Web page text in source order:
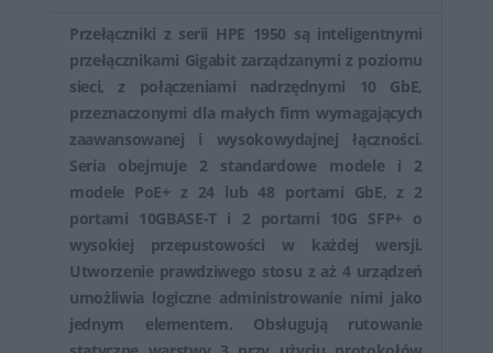
Switchy HPE posiadają funkcje zabezpieczeń, takie jak
uwierzytelnianie użytkowników, listy kontroli dostępu
(ACL), izolacja portów czy też zabezpieczenia przed
atakami typu DoS (Denial of Service).
Posiadają narzędzia do zdalnego zarządzania, co
umożliwia administratorom kontrolę nad siecią,
konfiguracją switchy, aktualizacjami oprogramowania
oraz monitorowanie stanu pracy urządzenia.
Switchy HPE stanowią kluczowy element infrastruktury
sieciowej dla firm i organizacji, zapewniając szybką i
Przełączniki z serii HPE 1950 są inteligentnymi
przełącznikami Gigabit zarządzanymi z poziomu
sieci, z połączeniami nadrzędnymi 10 GbE,
przeznaczonymi dla małych firm wymagających
zaawansowanej i wysokowydajnej łączności.
Seria obejmuje 2 standardowe modele i 2
modele PoE+ z 24 lub 48 portami GbE, z 2
portami 10GBASE-T i 2 portami 10G SFP+ o
wysokiej przepustowości w każdej wersji.
Utworzenie prawdziwego stosu z aż 4 urządzeń
umożliwia logiczne administrowanie nimi jako
jednym elementem. Obsługują rutowanie